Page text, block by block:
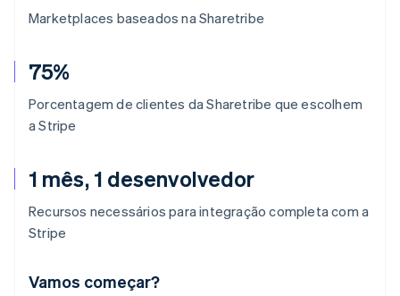
Marketplaces baseados na Sharetribe
75%
Porcentagem de clientes da Sharetribe que escolhem
a Stripe
1 mês, 1 desenvolvedor
Recursos necessários para integração completa com a
Stripe
Vamos começar?